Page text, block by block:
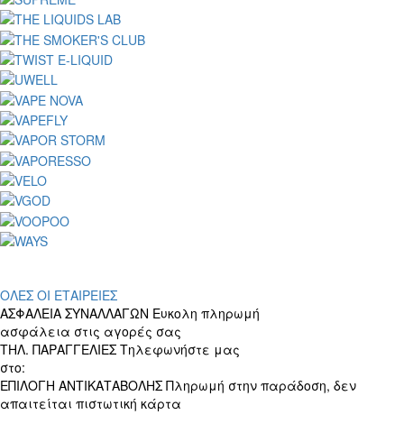
ΟΛΕΣ ΟΙ ΕΤΑΙΡΕΙΕΣ
ΑΣΦΑΛΕΙΑ ΣΥΝΑΛΛΑΓΩΝ Ευκολη πληρωμή
ασφάλεια στις αγορές σας
ΤΗΛ. ΠΑΡΑΓΓΕΛΙΕΣ Τηλεφωνήστε μας
στο:
ΕΠΙΛΟΓΗ ΑΝΤΙΚΑΤΑΒΟΛΗΣ Πληρωμή στην παράδοση, δεν
απαιτείται πιστωτική κάρτα